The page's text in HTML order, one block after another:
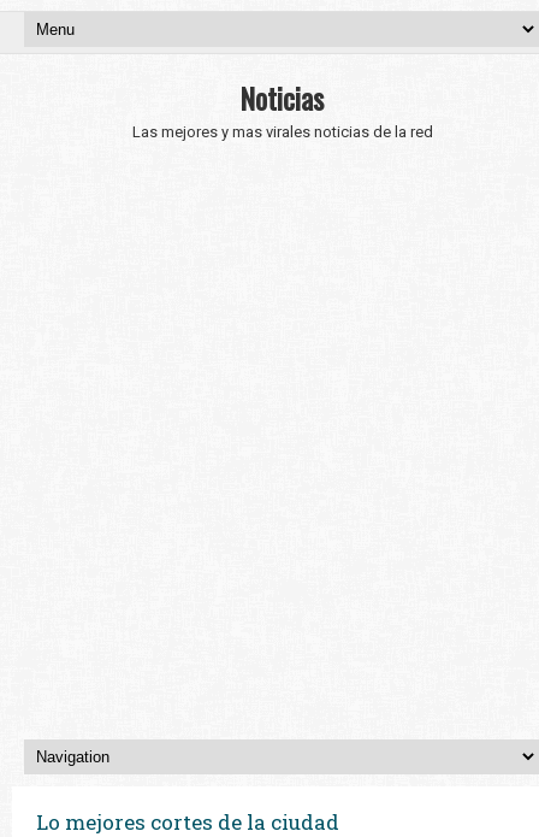
Noticias
Las mejores y mas virales noticias de la red
Lo mejores cortes de la ciudad